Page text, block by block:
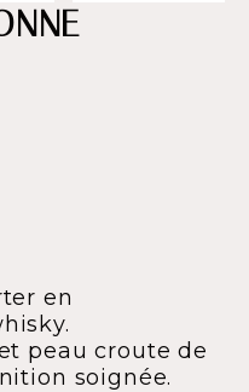
en
peau croute de
soignée.